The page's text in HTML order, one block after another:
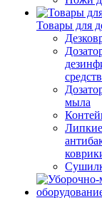
Товары для
мыла
Липкие